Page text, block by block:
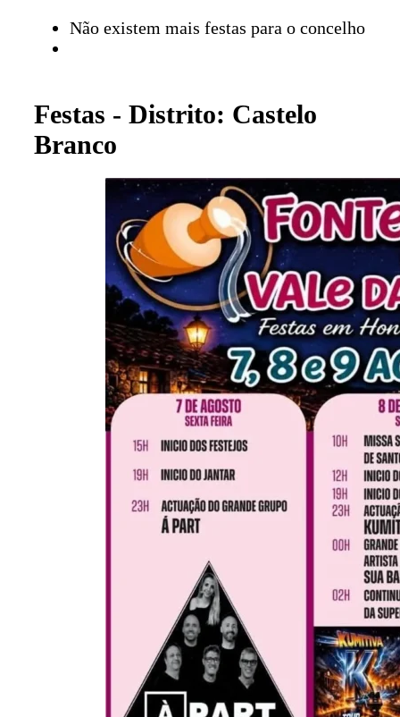
Não existem mais festas para o concelho
Festas - Distrito: Castelo
Branco